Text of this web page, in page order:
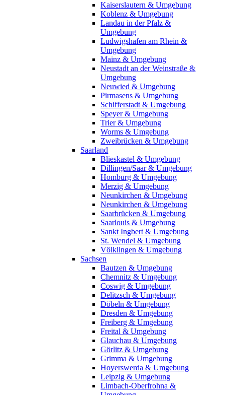
Kaiserslautern & Umgebung
Koblenz & Umgebung
Landau in der Pfalz &
Umgebung
Ludwigshafen am Rhein &
Umgebung
Mainz & Umgebung
Neustadt an der Weinstraße &
Umgebung
Neuwied & Umgebung
Pirmasens & Umgebung
Schifferstadt & Umgebung
Speyer & Umgebung
Trier & Umgebung
Worms & Umgebung
Zweibrücken & Umgebung
Saarland
Blieskastel & Umgebung
Dillingen/Saar & Umgebung
Homburg & Umgebung
Merzig & Umgebung
Neunkirchen & Umgebung
Neunkirchen & Umgebung
Saarbrücken & Umgebung
Saarlouis & Umgebung
Sankt Ingbert & Umgebung
St. Wendel & Umgebung
Völklingen & Umgebung
Sachsen
Bautzen & Umgebung
Chemnitz & Umgebung
Coswig & Umgebung
Delitzsch & Umgebung
Döbeln & Umgebung
Dresden & Umgebung
Freiberg & Umgebung
Freital & Umgebung
Glauchau & Umgebung
Görlitz & Umgebung
Grimma & Umgebung
Hoyerswerda & Umgebung
Leipzig & Umgebung
Limbach-Oberfrohna &